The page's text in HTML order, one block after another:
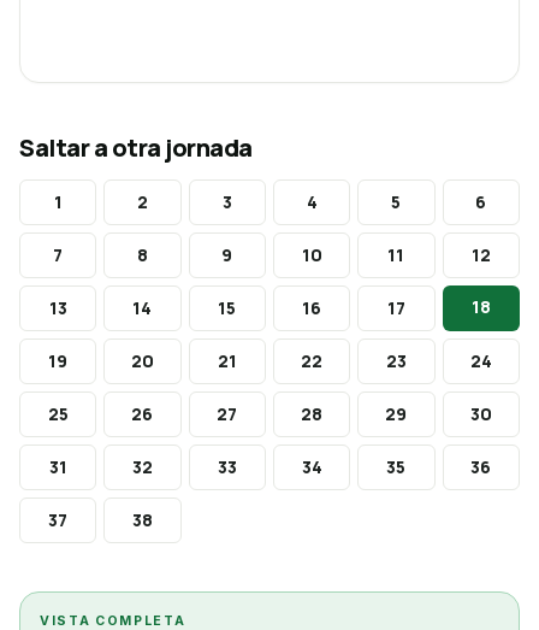
Saltar a otra jornada
1 2 3 4 5 6
7 8 9 10 11 12
13 14 15 16 17 18
19 20 21 22 23 24
25 26 27 28 29 30
31 32 33 34 35 36
37 38
VISTA COMPLETA